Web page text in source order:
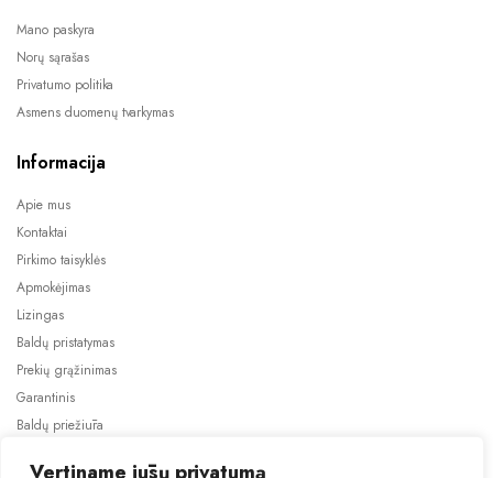
Mano paskyra
Norų sąrašas
Privatumo politika
Asmens duomenų tvarkymas
Informacija
Apie mus
Kontaktai
Pirkimo taisyklės
Apmokėjimas
Lizingas
Baldų pristatymas
Prekių grąžinimas
Garantinis
Baldų priežiūra